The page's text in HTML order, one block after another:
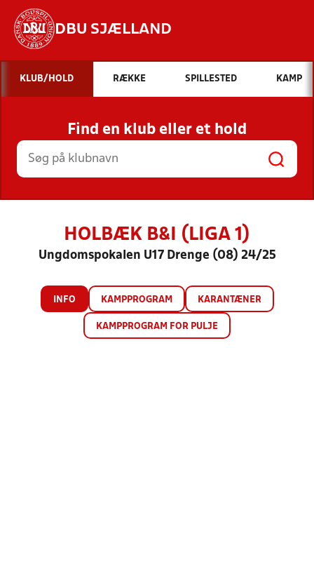
DBU SJÆLLAND
Hvad vil du søge efter?
INDHOLD OG NYHEDER
STILLINGER, RESULTATER, KLUBBER OG
HOLD
KLUB/HOLD RÆKKE SPILLESTED KAMP
Find en klub eller et hold
HOLBÆK B&I (LIGA 1)
Ungdomspokalen U17 Drenge (08) 24/25
INFO KAMPPROGRAM KARANTÆNER
KAMPPROGRAM FOR PULJE